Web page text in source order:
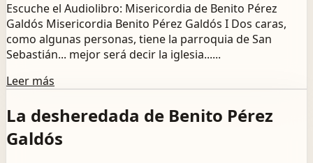
Escuche el Audiolibro: Misericordia de Benito Pérez
Galdós Misericordia Benito Pérez Galdós I Dos caras,
como algunas personas, tiene la parroquia de San
Sebastián... mejor será decir la iglesia......
Leer más
La desheredada de Benito Pérez
Galdós